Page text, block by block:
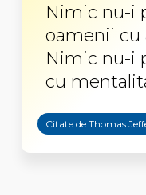
Nimic nu-i
oamenii cu
Nimic nu-i
cu
Citate de Thomas